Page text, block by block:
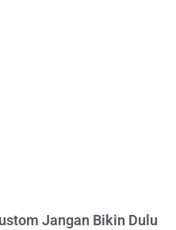
Jangan Bikin Dulu